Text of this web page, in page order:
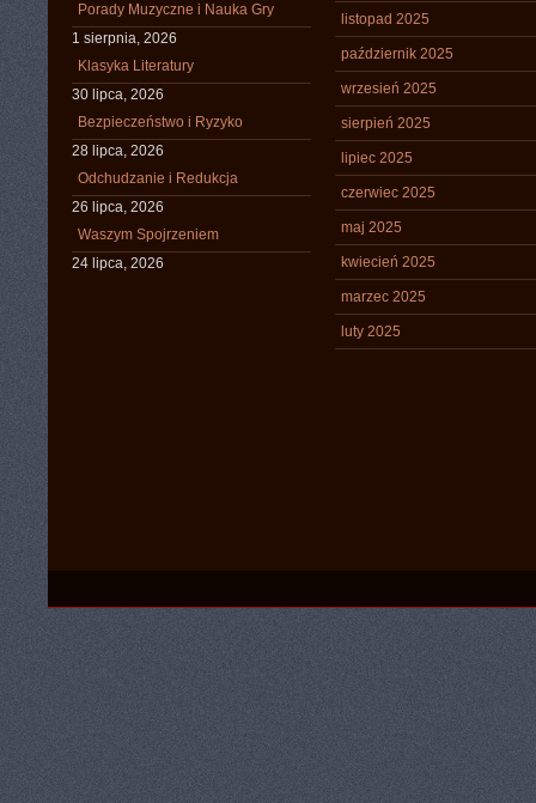
Porady Muzyczne i Nauka Gry
1 sierpnia, 2026
Klasyka Literatury
30 lipca, 2026
Bezpieczeństwo i Ryzyko
28 lipca, 2026
Odchudzanie i Redukcja
26 lipca, 2026
Waszym Spojrzeniem
24 lipca, 2026
listopad 2025
październik 2025
wrzesień 2025
sierpień 2025
lipiec 2025
czerwiec 2025
maj 2025
kwiecień 2025
marzec 2025
luty 2025